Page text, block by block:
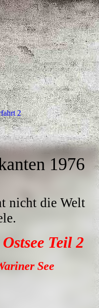
2
1976
nicht die Welt
Teil 2
See